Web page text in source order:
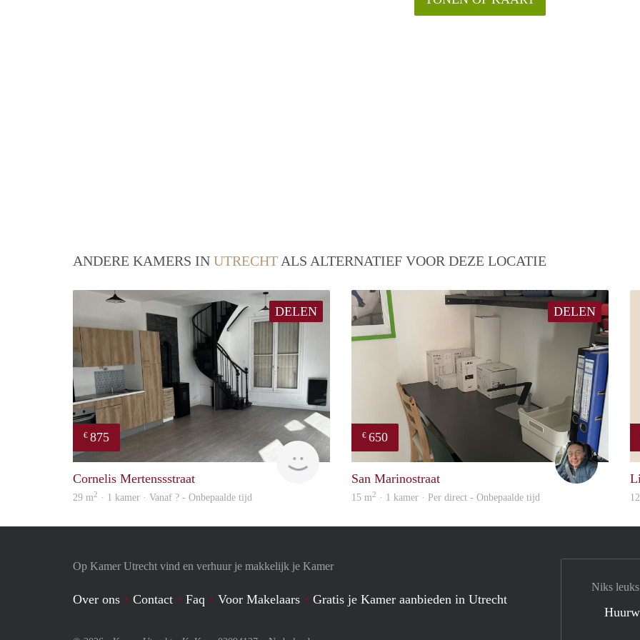
ANDERE KAMERS IN UTRECHT ALS ALTERNATIEF VOOR DEZE LOCATIE
DELEN
€ 875
finder
Cornelis Mertenssstraat
29 m2 · 1 kamer · Vanaf ? - Onbepaalde tijd
DELEN
€ 650
Mariano
San Marinostraat
15 m2 · 1 kamer · Per direct - Onbepaalde tijd
Op Kamer Utrecht vind en verhuur je makkelijk je Kamer
Over ons Contact Faq Voor Makelaars Gratis je Kamer aanbieden in Utrecht
Niks